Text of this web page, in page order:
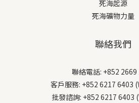
死海起源
死海礦物力量
聯絡我們
聯絡電話: +852 2669
客戶服務: +852 6217 6403
批發諮詢: +852 6217 6403